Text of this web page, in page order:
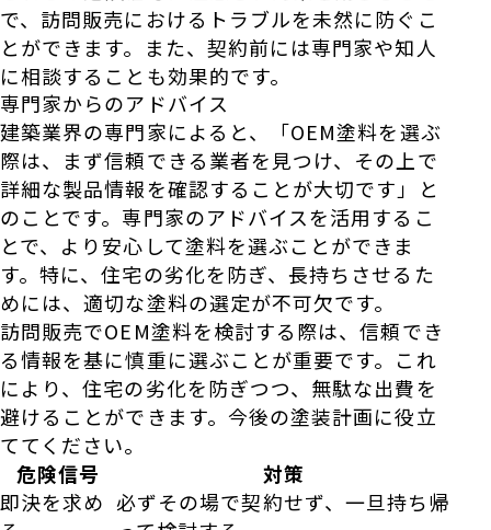
で、訪問販売におけるトラブルを未然に防ぐこ
とができます。また、契約前には専門家や知人
に相談することも効果的です。
専門家からのアドバイス
建築業界の専門家によると、「OEM塗料を選ぶ
際は、まず信頼できる業者を見つけ、その上で
詳細な製品情報を確認することが大切です」と
のことです。専門家のアドバイスを活用するこ
とで、より安心して塗料を選ぶことができま
す。特に、住宅の劣化を防ぎ、長持ちさせるた
めには、適切な塗料の選定が不可欠です。
訪問販売でOEM塗料を検討する際は、信頼でき
る情報を基に慎重に選ぶことが重要です。これ
により、住宅の劣化を防ぎつつ、無駄な出費を
避けることができます。今後の塗装計画に役立
ててください。
危険信号
対策
即決を求め 必ずその場で契約せず、一旦持ち帰